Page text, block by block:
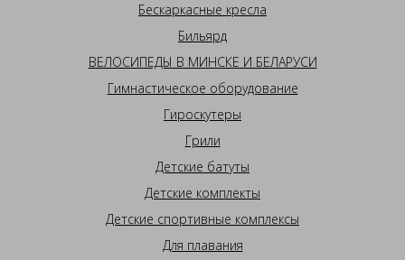
Бескаркасные кресла
Бильярд
ВЕЛОСИПЕДЫ В МИНСКЕ И БЕЛАРУСИ
Гимнастическое оборудование
Гироскутеры
Грили
Детские батуты
Детские комплекты
Детские спортивные комплексы
Для плавания